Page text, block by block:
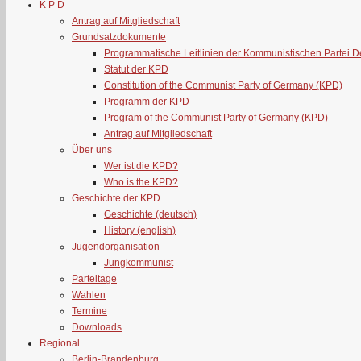
K P D
Antrag auf Mitgliedschaft
Grundsatzdokumente
Programmatische Leitlinien der Kommunistischen Partei
Statut der KPD
Constitution of the Communist Party of Germany (KPD)
Programm der KPD
Program of the Communist Party of Germany (KPD)
Antrag auf Mitgliedschaft
Über uns
Wer ist die KPD?
Who is the KPD?
Geschichte der KPD
Geschichte (deutsch)
History (english)
Jugendorganisation
Jungkommunist
Parteitage
Wahlen
Termine
Downloads
Regional